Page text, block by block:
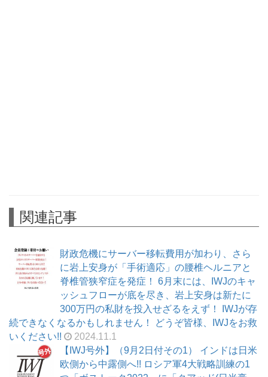
関連記事
財政危機にサーバー移転費用が加わり、さら
に岩上安身が「手術適応」の腰椎ヘルニアと
脊椎管狭窄症を発症！ 6月末には、IWJのキャ
ッシュフローが底を尽き、岩上安身は新たに
300万円の私財を投入せざるをえず！ IWJが存
続できなくなるかもしれません！ どうぞ皆様、IWJをお救
いください!!
2024.11.1
【IWJ号外】（9月2日付その1） インドは日米
欧側から中露側へ!! ロシア軍4大戦略訓練の1